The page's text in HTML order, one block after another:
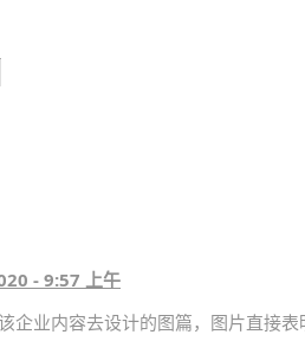
- 9:57 上午
企业内容去设计的图篇，图片直接